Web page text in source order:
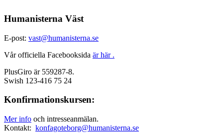
Humanisterna Väst
E-post: vast@humanisterna.se
Vår officiella Facebooksida är här .
PlusGiro är 559287-8.
Swish 123-416 75 24
Konfirmationskursen:
Mer info och intresseanmälan.
Kontakt: konfagoteborg@humanisterna.se